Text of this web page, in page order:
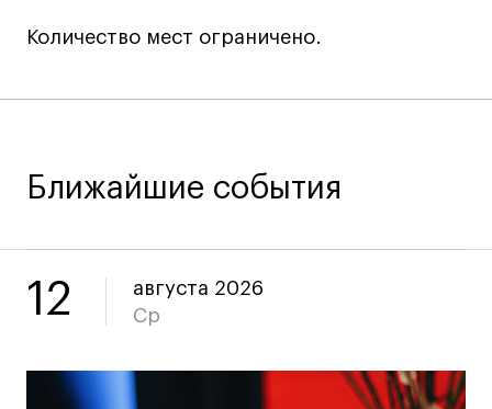
Цифровой маркетолог
Среднесрочные
Все программы
Количество мест ограничено.
Ближайшие события
12
августа 2026
Ср